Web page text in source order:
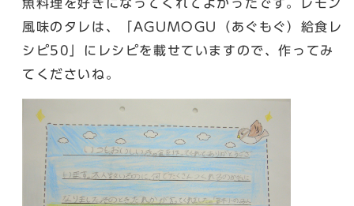
魚料理を好きになってくれてよかったです。レモン
風味のタレは、「AGUMOGU（あぐもぐ）給食レ
シピ50」にレシピを載せていますので、作ってみ
てくださいね。